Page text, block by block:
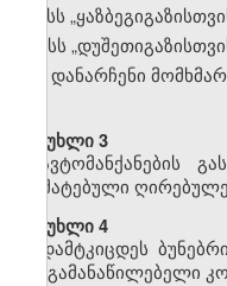
ბ) სს„
გ) სს„
დ) დანარჩენი
მუხლი 3
ავტომანქანების
დამატებული
მუხლი 4
დამტკიცდეს
გაზგამანაწილებელი